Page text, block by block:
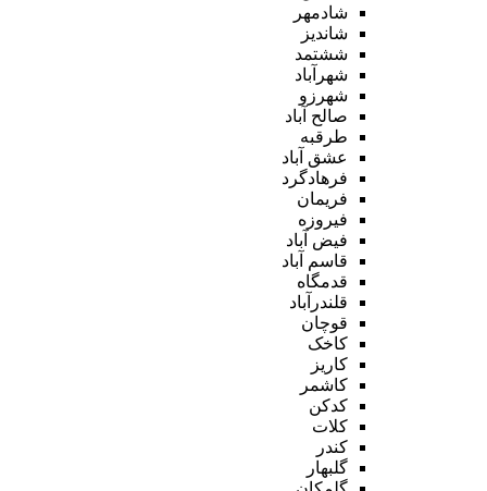
شادمهر
شاندیز
ششتمد
شهرآباد
شهرزو
صالح آباد
طرقبه
عشق آباد
فرهادگرد
فریمان
فیروزه
فیض آباد
قاسم آباد
قدمگاه
قلندرآباد
قوچان
کاخک
کاریز
کاشمر
کدکن
کلات
کندر
گلبهار